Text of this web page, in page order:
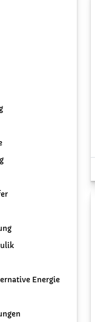
Energie